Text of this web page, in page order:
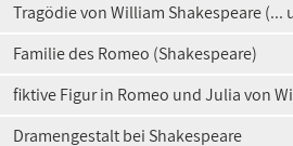
Tragödie von William Shakespeare (...
Familie des Romeo (Shakespeare)
fiktive Figur in Romeo und Julia von
Dramengestalt bei Shakespeare